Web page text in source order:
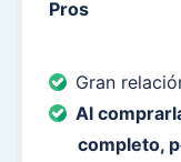
Pros
Gran
Al
completo,